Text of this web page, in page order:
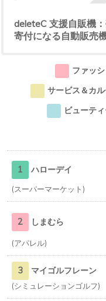
deleteC 支援自販機
寄付になる自動販売機
ファッ
サービス＆カ
ビューテ
1 ハローデイ
スーパーマーケット
2 しまむら
アパレル
3 マイゴルフレーン
シミュレーションゴルフ